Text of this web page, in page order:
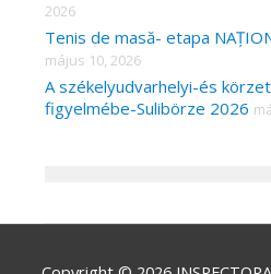
2026
Tenis de masă- etapa
május 10, 2026
A székelyudvarhelyi-és
figyelmébe-Sulibörze 2026